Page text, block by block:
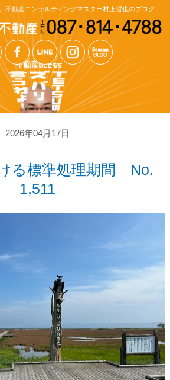
不動産コンサルティングマスター村上哲也のブログ
2026年04月17日
る標準処理期間 No.
1,511